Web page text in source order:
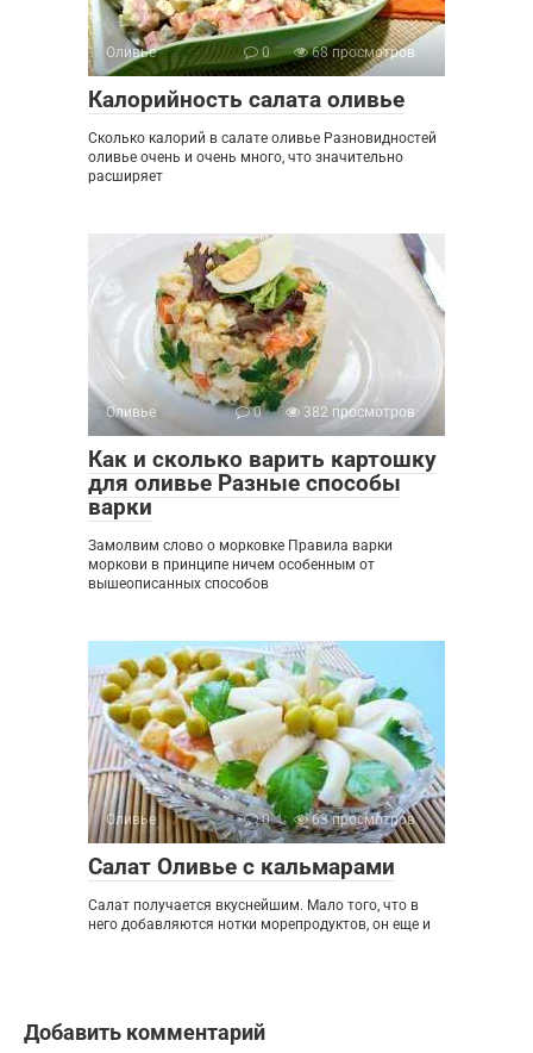
Оливье 0 68 просмотров
Калорийность салата оливье
Сколько калорий в салате оливье Разновидностей
оливье очень и очень много, что значительно
расширяет
Оливье 0 382 просмотров
Как и сколько варить картошку
для оливье Разные способы
варки
Замолвим слово о морковке Правила варки
моркови в принципе ничем особенным от
вышеописанных способов
Оливье 0 63 просмотров
Салат Оливье с кальмарами
Салат получается вкуснейшим. Мало того, что в
него добавляются нотки морепродуктов, он еще и
Добавить комментарий